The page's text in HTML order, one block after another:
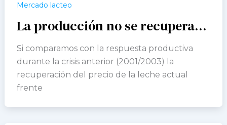
Mercado lacteo
La producción no se recupera…
Si comparamos con la respuesta productiva
durante la crisis anterior (2001/2003) la
recuperación del precio de la leche actual
frente